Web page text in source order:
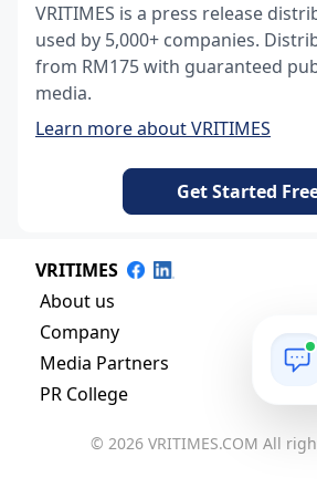
VRITIMES is a press release
used by 5,000+ companies.
from RM175 with guaranteed
media.
Learn more about VRITIMES
Get Started
VRITIMES
About us
Company
Media Partners
PR College
© 2026 VRITIMES.COM All